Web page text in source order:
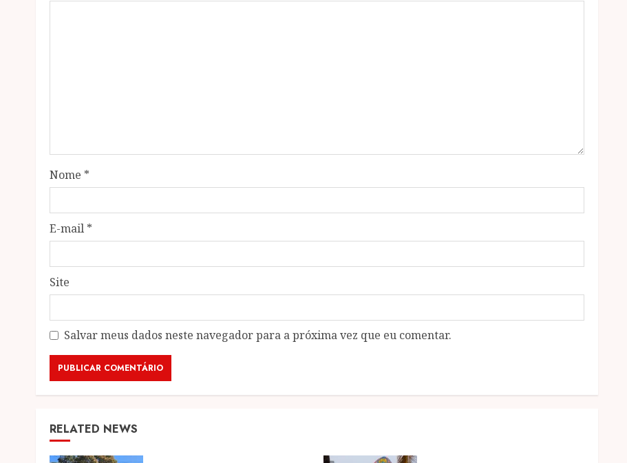
Nome *
E-mail *
Site
Salvar meus dados neste navegador para a próxima vez que eu comentar.
RELATED NEWS